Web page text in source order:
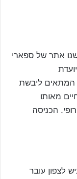
אתר של ספארי
המתאים ליבשת
מאותו
הכניסה
לצפון עובר